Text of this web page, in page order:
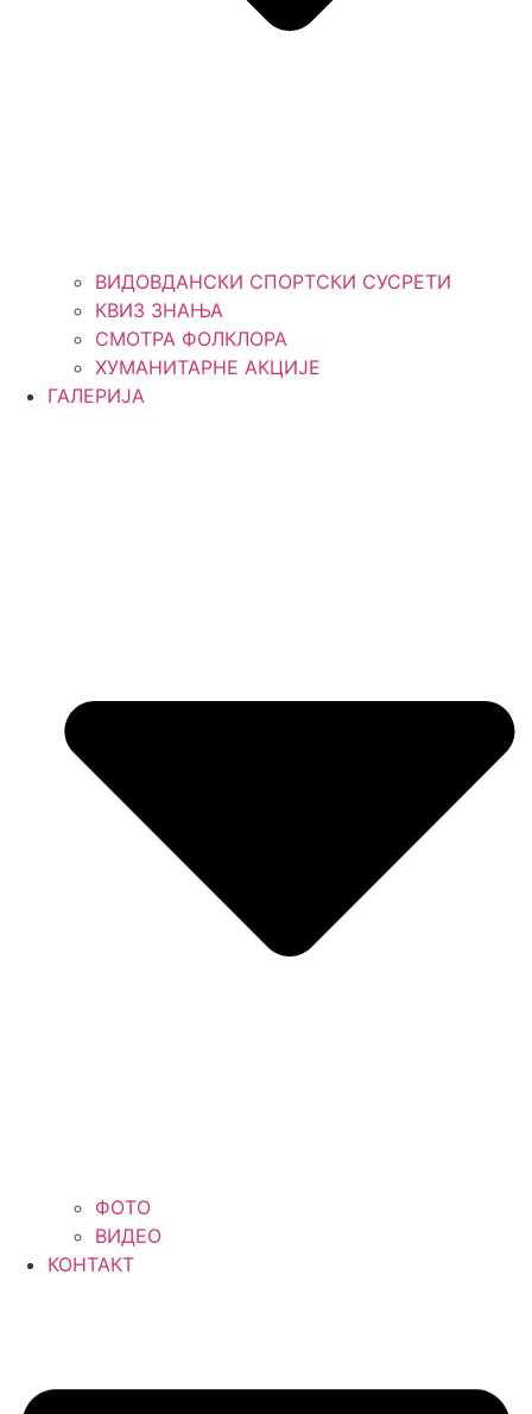
ВИДОВДАНСКИ СПОРТСКИ СУСРЕТИ
КВИЗ ЗНАЊА
СМОТРА ФОЛКЛОРА
ХУМАНИТАРНЕ АКЦИЈЕ
ГАЛЕРИЈА
ФОТО
ВИДЕО
КОНТАКТ